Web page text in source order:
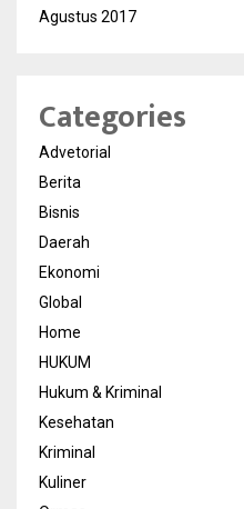
Agustus 2017
Categories
Advetorial
Berita
Bisnis
Daerah
Ekonomi
Global
Home
HUKUM
Hukum & Kriminal
Kesehatan
Kriminal
Kuliner